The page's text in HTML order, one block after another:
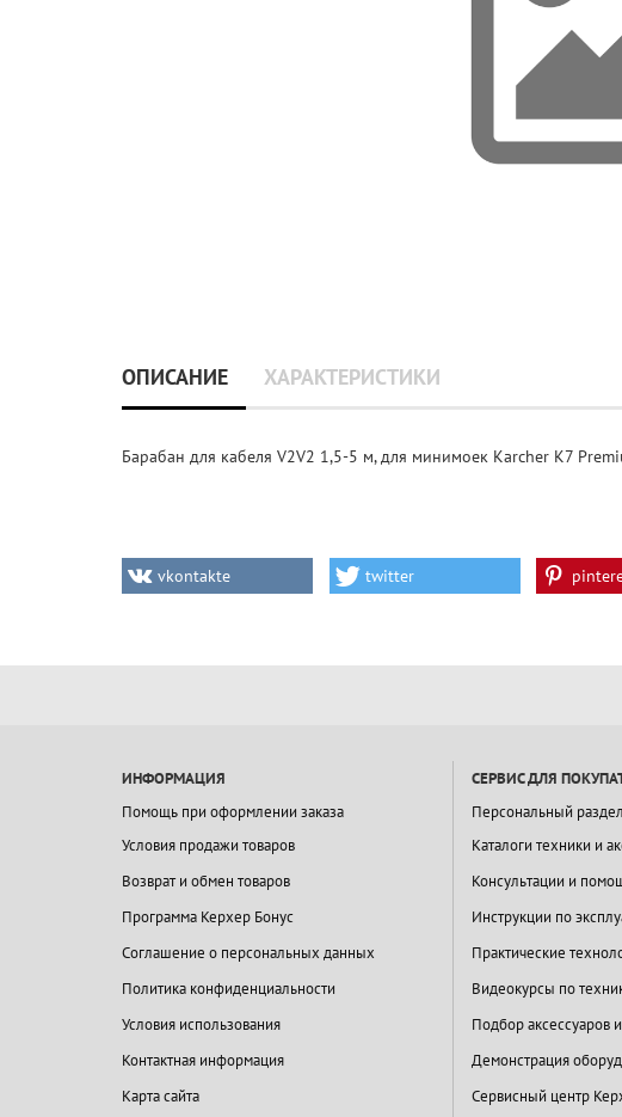
ОПИСАНИЕ ХАРАКТЕРИСТИКИ
Барабан для кабеля V2V2 1,5-5 м, для минимоек Karcher K7
vkontakte twitter
ИНФОРМАЦИЯ
Помощь при оформлении заказа
Условия продажи товаров
Возврат и обмен товаров
Программа Керхер Бонус
Соглашение о персональных данных
Политика конфиденциальности
Условия использования
Контактная информация
Карта сайта
СЕРВИС ДЛЯ
Персональный раздел
Каталоги техники и
Консультации и
Инструкции по
Практические
Видеокурсы по
Подбор аксессуаров
Демонстрация
Сервисный центр